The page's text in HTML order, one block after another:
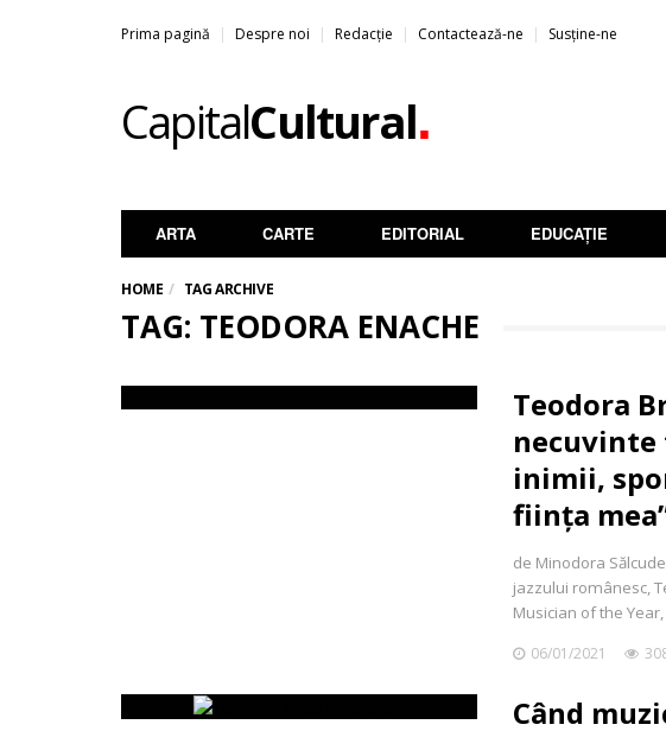
Prima pagină Despre noi Redacție Contactează-ne Susține-ne
CapitalCultural.
ARTA CARTE EDITORIAL EDUCAȚIE
HOME TAG ARCHIVE
TAG: TEODORA ENACHE
Teodora
necuvinte
inimii,
ființa
de Minodora
jazzului românesc,
Musician of the
06/01/2021
Când